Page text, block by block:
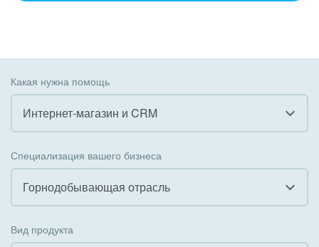
Какая нужна помощь
Интернет-магазин и CRM
Внедрение КЭДО
Интеграция с 1С
Специализация вашего бизнеса
Горнодобывающая отрасль
Вид продукта